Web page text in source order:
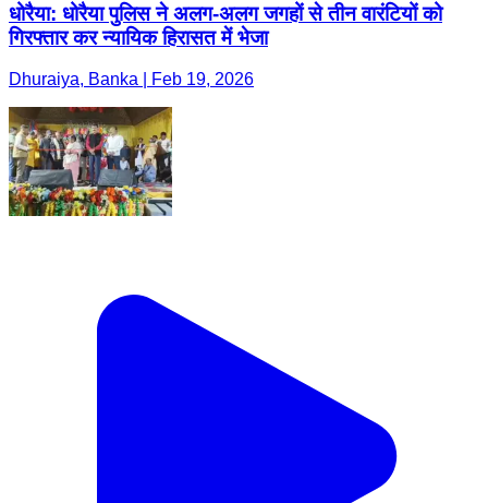
धोरैया: धोरैया पुलिस ने अलग-अलग जगहों से तीन वारंटियों को
गिरफ्तार कर न्यायिक हिरासत में भेजा
Dhuraiya, Banka | Feb 19, 2026